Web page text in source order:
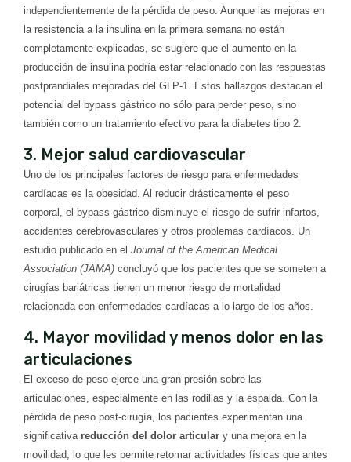
independientemente de la pérdida de peso. Aunque las mejoras en
la resistencia a la insulina en la primera semana no están
completamente explicadas, se sugiere que el aumento en la
producción de insulina podría estar relacionado con las respuestas
postprandiales mejoradas del GLP-1. Estos hallazgos destacan el
potencial del bypass gástrico no sólo para perder peso, sino
también como un tratamiento efectivo para la diabetes tipo 2.
3. Mejor salud cardiovascular
Uno de los principales factores de riesgo para enfermedades
cardíacas es la obesidad. Al reducir drásticamente el peso
corporal, el bypass gástrico disminuye el riesgo de sufrir infartos,
accidentes cerebrovasculares y otros problemas cardíacos. Un
estudio publicado en el Journal of the American Medical
Association (JAMA) concluyó que los pacientes que se someten a
cirugías bariátricas tienen un menor riesgo de mortalidad
relacionada con enfermedades cardíacas a lo largo de los años.
4. Mayor movilidad y menos dolor en las
articulaciones
El exceso de peso ejerce una gran presión sobre las
articulaciones, especialmente en las rodillas y la espalda. Con la
pérdida de peso post-cirugía, los pacientes experimentan una
significativa reducción del dolor articular y una mejora en la
movilidad, lo que les permite retomar actividades físicas que antes